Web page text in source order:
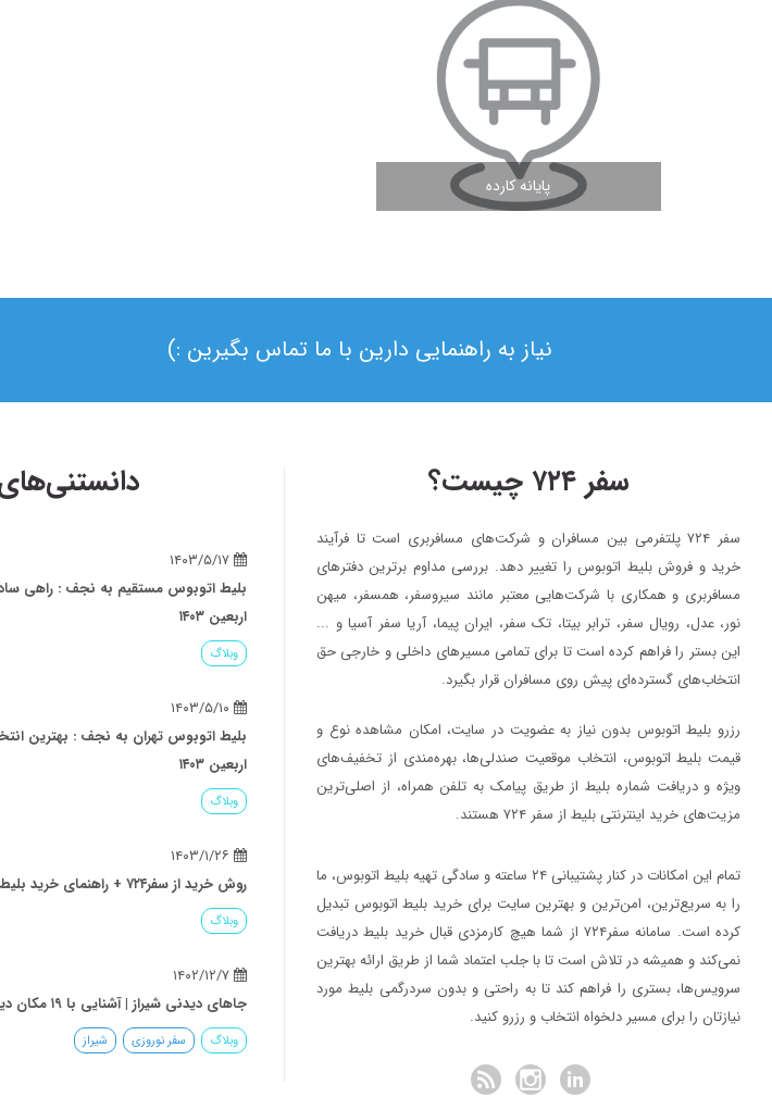
پایانه کارده
مشاهده ادامه مطلب
نیاز به راهنمایی دارین با ما تماس بگیرین :)
سفر ۷۲۴ چیست؟
سفر ۷۲۴ پلتفرمی بین مسافران و شرکت‌های مسافربری است تا فرآیند
خرید و فروش بلیط اتوبوس را تغییر دهد. بررسی مداوم برترین دفترهای
مسافربری و همکاری با شرکت‌هایی معتبر مانند سیروسفر، همسفر، میهن‌
نور، عدل، رویال سفر، ترابر بیتا، تک سفر، ایران پیما، آریا سفر آسیا و ...
این بستر را فراهم کرده است تا برای تمامی مسیرهای داخلی و خارجی حق
انتخاب‌های گسترده‌ای پیش روی مسافران قرار بگیرد.
رزرو بلیط اتوبوس بدون نیاز به عضویت در سایت، امکان مشاهده نوع و
قیمت بلیط اتوبوس، انتخاب موقعیت صندلی‌ها، بهره‌مندی از تخفیف‌های
ویژه و دریافت شماره‌ بلیط از طریق پیامک به تلفن همراه، از اصلی‌ترین
مزیت‌های خرید اینترنتی بلیط از سفر ۷۲۴ هستند.
تمام این امکانات در کنار پشتیبانی‌ ۲۴ ساعته و سادگی تهیه بلیط اتوبوس، ما
را به سریع‌ترین، امن‌ترین و بهترین سایت برای خرید بلیط اتوبوس تبدیل
کرده است. سامانه سفر۷۲۴ از شما هیچ کارمزدی قبال خرید بلیط دریافت
نمی‌کند و همیشه در تلاش است تا با جلب اعتماد شما از طریق ارائه بهترین
سرویس‌ها، بستری را فراهم کند تا به راحتی و بدون سردرگمی بلیط مورد
نیازتان را برای مسیر دلخواه انتخاب و رزرو کنید.
حضور سفر۷۲۴ در دومین رویداد بهار کارآفرینان استارتاپی تبریز
سفر۷۲۴ خبر
۱۳۹۷/۹/۱
اصفهان برگزار خواهد شد.
نحوه دریافت ارز مسافرتی از بانک‌ها
خبر
بلیط اتوبوس مستقیم به نجف : راهی
اربعین ۱۴۰۳
وبلاگ
بلیط اتوبوس تهران به نجف : بهترین
اربعین ۱۴۰۳
وبلاگ
روش خرید از سفر۷۲۴ + راهنمای خرید بلیط
وبلاگ
جاهای دیدنی شیراز | آشنایی با ۱۹ مکان دیدنی و تفریحی
وبلاگ سفر نوروزی شیراز